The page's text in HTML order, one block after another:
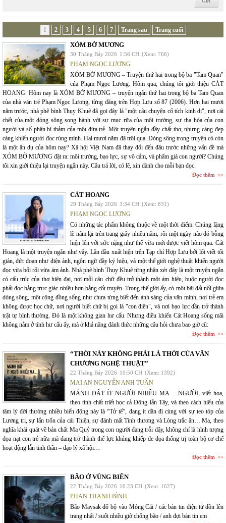
1 2 3 4 5 6 7 Trang sau Trang cuối
XÓM BỜ MƯƠNG
30 Tháng Bảy 2026 1:56 CH (Xem: 766)
PHẠM NGỌC LƯƠNG
XÓM BỜ MƯƠNG – Truyện thứ hai trong bộ ba "Tam Quan"
của Phạm Ngọc Lương. Hôm qua, chúng tôi giới thiệu CÁT
HOANG. Hôm nay là XÓM BỜ MƯƠNG – truyện ngắn thứ hai trong bộ ba Tam Quan
của nhà văn trẻ Phạm Ngọc Lương, từng đăng trên Hợp Lưu số 87 (2006). Hơn hai mươi
năm trước, nhà phê bình Thụy Khuê đã gọi đây là "một câu chuyện cổ tích kinh dị", nơi cái
chết của một dòng sông song hành với sự mục rữa của môi trường, sự tha hóa của con
người và số phận bi thảm của một đứa trẻ. Một truyện ngắn đầy chất thơ, nhưng càng đẹp
càng khiến người đọc rùng mình. Hai mươi năm đã trôi qua. Dòng sông trong truyện có còn
là một ẩn dụ của hôm nay? Xã hội Việt Nam đã thay đổi đến đâu trước những vấn đề mà
XÓM BỜ MƯƠNG đặt ra: môi trường, bạo lực, sự vô cảm, và phẩm giá con người? Chúng
tôi xin giới thiệu lại truyện ngắn này. Câu trả lời, có lẽ, xin dành cho mỗi bạn đọc.
Đọc thêm
CÁT HOANG
29 Tháng Bảy 2026 3:34 CH (Xem: 831)
PHẠM NGỌC LƯƠNG
Có những tác phẩm không thuộc về một thời điểm. Chúng lặng
lẽ nằm lại trên trang giấy nhiều năm, rồi một ngày nào đó bỗng
hiện lên với sức nặng như thể vừa mới được viết hôm qua. Cát
Hoang là một truyện ngắn như vậy. Lần đầu xuất hiện trên Tạp chí Hợp Lưu bởi lối viết tối
giản, đứt đoạn như điện ảnh, ngôn ngữ đầy ký hiệu, và một thế giới nghệ thuật khiến người
đọc vừa bối rối vừa ám ảnh. Nhà phê bình Thụy Khuê từng nhận xét đây là một truyện ngắn
có cấu trúc của thơ hiện đại, nơi mỗi câu chữ đều trở thành một ám hiệu, buộc người đọc
phải đọc bằng trực giác nhiều hơn bằng cốt truyện. Trong thế giới ấy, có một bãi đất nổi giữa
dòng sông, một cộng đồng sống như chưa từng biết đến ánh sáng của văn minh, nơi trẻ em
không được học chữ, nơi người biết chữ bị gọi là "con điên", và nơi bạo lực dần trở thành
trật tự bình thường. Đó là một không gian hư cấu. Nhưng điều khiến Cát Hoang sống mãi
không nằm ở tính hư cấu ấy, mà ở khả năng đánh thức những câu hỏi chưa bao giờ cũ:
Đọc thêm
“THỜI NÀY KHÔNG PHẢI LÀ THỜI CỦA VĂN
CHƯƠNG NGHỆ THUẬT”
22 Tháng Bảy 2026 10:50 CH (Xem: 1392)
MAI AN NGUYỄN ANH TUẤN
MẢNH ĐẤT ÍT NGƯỜI NHIỀU MA… NGƯỜI, viết hoa,
theo tính chất triết học cả Đông lẫn Tây, và theo cách hiểu của
tâm lý đời thường nhiều biến động này là “Tử tế”, đang ít dần đi cùng với sự teo tóp của
Lương tri, sự lẩn trốn của cái Thiện, sự đánh mất Tình thương và Lòng trắc ẩn… Ma, theo
nghĩa khái quát về bản chất Ma Quỷ trong con người đang trỗi dậy, không chỉ là hình tượng
dọa nạt con trẻ nữa mà đang trở thành thế lực khủng khiếp đe dọa thống trị toàn bộ cơ chế
hoạt động lẫn tinh thần – đạo lý xã hội…
Đọc thêm
BÃO Ở VÙNG BIÊN
22 Tháng Bảy 2026 10:23 CH (Xem: 1627)
PHAN THANH BÌNH
Bão Maysak đổ bộ vào Móng Cái / các bản tin điện tử dồn lên
trang nhất / suốt nhiều giờ chống bão / anh đợi bản tin em